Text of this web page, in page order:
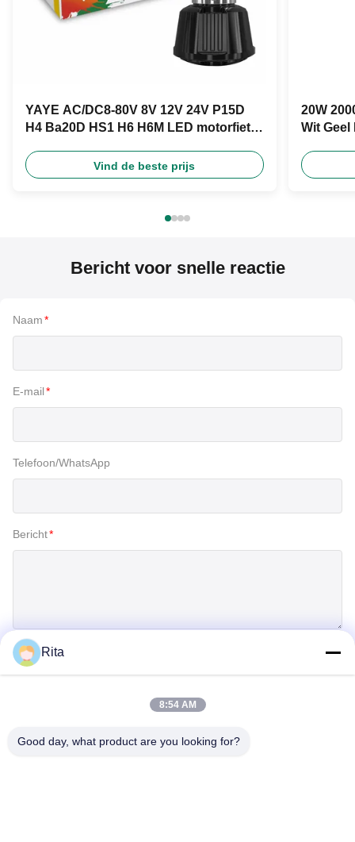
YAYE AC/DC8-80V 8V 12V 24V P15D
H4 Ba20D HS1 H6 H6M LED motorfiets
Vind de beste prijs
20W
Wit
Bericht voor snelle reactie
Naam*
E-mail*
Telefoon/WhatsApp
Bericht*
Rita
8:54 AM
Good day, what product are you looking for?